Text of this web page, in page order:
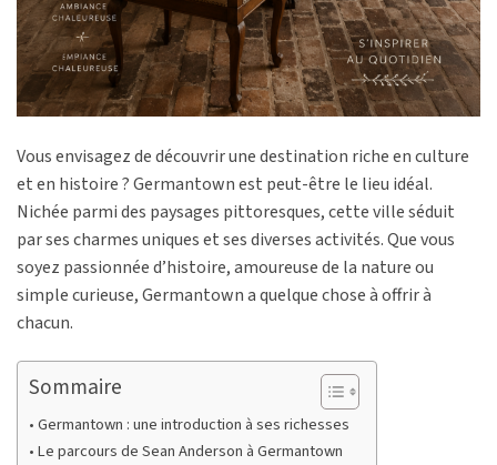
Vous envisagez de découvrir une destination riche en culture
et en histoire ? Germantown est peut-être le lieu idéal.
Nichée parmi des paysages pittoresques, cette ville séduit
par ses charmes uniques et ses diverses activités. Que vous
soyez passionnée d’histoire, amoureuse de la nature ou
simple curieuse, Germantown a quelque chose à offrir à
chacun.
Sommaire
Germantown : une introduction à ses richesses
Le parcours de Sean Anderson à Germantown